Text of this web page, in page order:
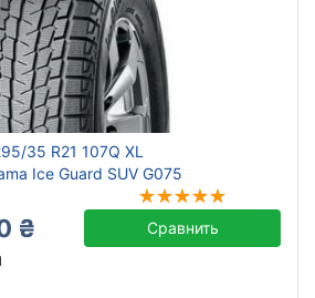
35 R21 107Q XL
Ice Guard SUV G075
₴ Сравнить